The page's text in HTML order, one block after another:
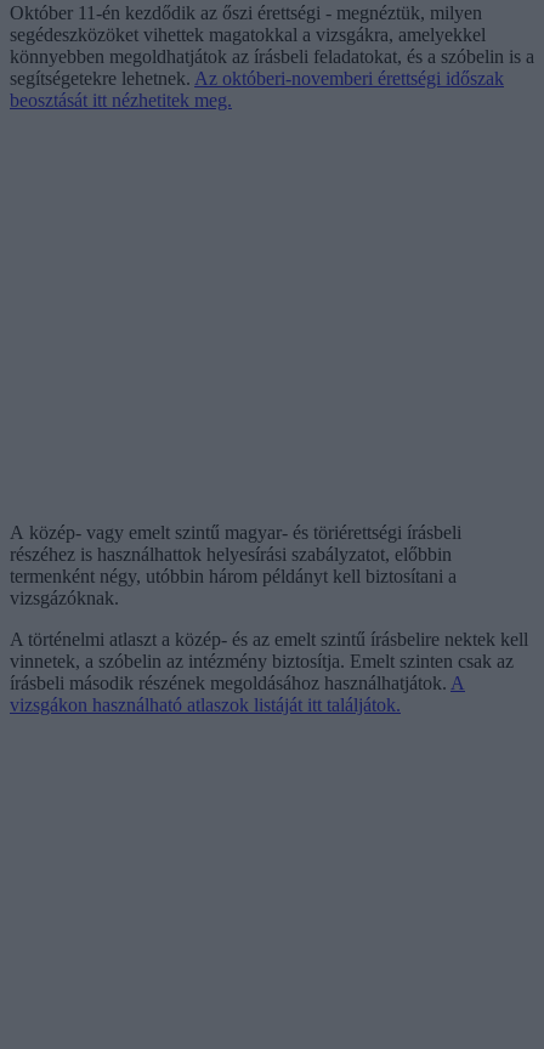
Október 11-én kezdődik az őszi érettségi - megnéztük, milyen
segédeszközöket vihettek magatokkal a vizsgákra, amelyekkel
könnyebben megoldhatjátok az írásbeli feladatokat, és a szóbelin is a
segítségetekre lehetnek. Az októberi-novemberi érettségi időszak
beosztását itt nézhetitek meg.
A közép- vagy emelt szintű magyar- és töriérettségi írásbeli
részéhez is használhattok helyesírási szabályzatot, előbbin
termenként négy, utóbbin három példányt kell biztosítani a
vizsgázóknak.
A történelmi atlaszt a közép- és az emelt szintű írásbelire nektek kell
vinnetek, a szóbelin az intézmény biztosítja. Emelt szinten csak az
írásbeli második részének megoldásához használhatjátok. A
vizsgákon használható atlaszok listáját itt találjátok.